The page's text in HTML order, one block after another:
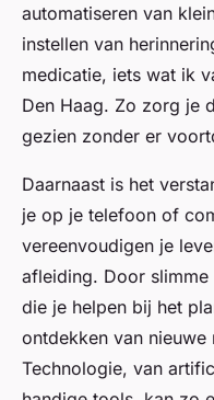
automatiseren van
instellen van
medicatie, iets wat ik
Den Haag. Zo zorg je
gezien zonder er
Daarnaast is het
je op je telefoon of
vereenvoudigen je
afleiding. Door
die je helpen bij het
ontdekken van
Technologie, van